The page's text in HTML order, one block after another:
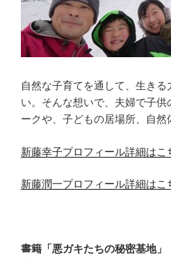
自然な子育てを通して、生きる
い。そんな想いで、夫婦で子
ークや、子どもの居場所、自然
新藤幸子プロフィール詳細はこ
新藤潤一プロフィール詳細はこ
書籍「悪ガキたちの秘密基地」